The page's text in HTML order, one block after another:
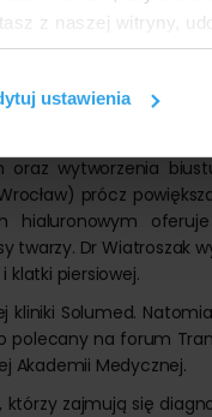
z naszej witryny,
te informacje z
ustawienia
im. Barlickiego w
tu już 340
w to usunięcie jabłka
osoby
oraz wytworzenia
prócz
hialuronowym
Dr Wiatroszak
klatki piersiowej.
kliniki Solumed.
polecany na forum
Akademii Medycznej.
zajmują się